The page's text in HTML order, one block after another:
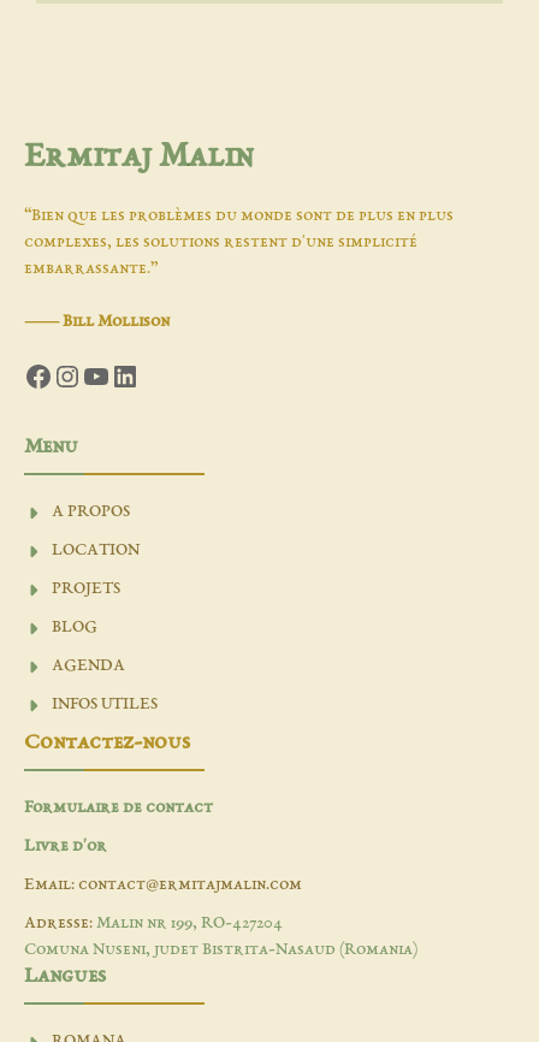
Ermitaj Malin
“Bien que les problèmes du monde sont de plus en plus
complexes, les solutions restent d'une simplicité
embarrassante.”
―Bill Mollison
Facebook
Instagram
YouTube
LinkedIn
Menu
A PROPOS
LOCATION
PROJETS
BLOG
AGENDA
INFOS UTILES
Contactez-nous
Formulaire de contact
Livre d'or
Email: contact@ermitajmalin.com
Adresse: Malin nr 199, RO-427204
Comuna Nuseni, judet Bistrita-Nasaud (Romania)
Langues